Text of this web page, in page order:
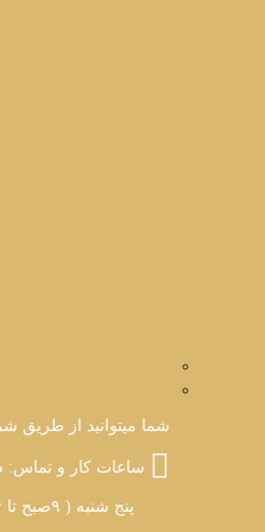
شما میتوانید از طریق
ساعات کار و تماس: شنبه تا
پنج شنبه ( ۹صبح تا ۴ بعد از ظهر)